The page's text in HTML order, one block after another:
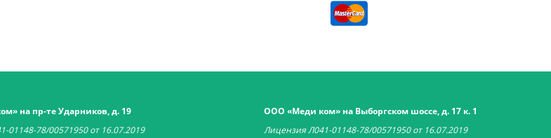
на пр-те Ударников, д. 19
01148-78/00571950 от 16.07.2019
ООО «Меди ком» на Выборгском шоссе, д. 17 к. 1
Лицензия Л041-01148-78/00571950 от 16.07.2019